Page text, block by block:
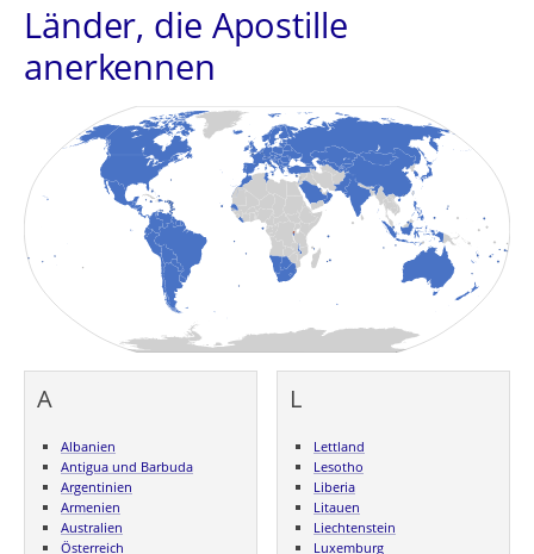
Länder, die Apostille
anerkennen
A
Albanien
Antigua und Barbuda
Argentinien
Armenien
Australien
Österreich
L
Lettland
Lesotho
Liberia
Litauen
Liechtenstein
Luxemburg